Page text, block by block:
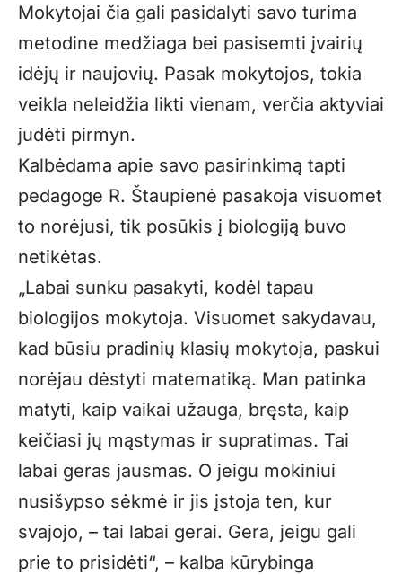
Mokytojai čia gali pasidalyti savo turima
metodine medžiaga bei pasisemti įvairių
idėjų ir naujovių. Pasak mokytojos, tokia
veikla neleidžia likti vienam, verčia aktyviai
judėti pirmyn.
Kalbėdama apie savo pasirinkimą tapti
pedagoge R. Štaupienė pasakoja visuomet
to norėjusi, tik posūkis į biologiją buvo
netikėtas.
„Labai sunku pasakyti, kodėl tapau
biologijos mokytoja. Visuomet sakydavau,
kad būsiu pradinių klasių mokytoja, paskui
norėjau dėstyti matematiką. Man patinka
matyti, kaip vaikai užauga, bręsta, kaip
keičiasi jų mąstymas ir supratimas. Tai
labai geras jausmas. O jeigu mokiniui
nusišypso sėkmė ir jis įstoja ten, kur
svajojo, – tai labai gerai. Gera, jeigu gali
prie to prisidėti“, – kalba kūrybinga